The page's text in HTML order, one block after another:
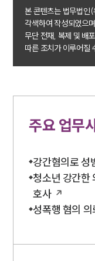
본 콘텐츠는 법무법인
각색하여 작성되었으
무단 전재, 복제 및 배
따른 조치가 이루어질
주요 업무
강간혐의로 성
청소년 강간한
호사
성폭행 혐의